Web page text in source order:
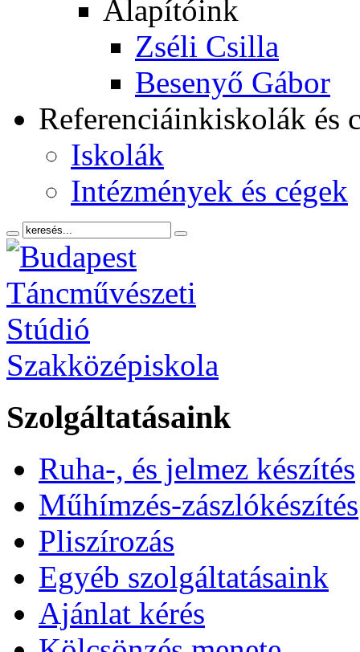
Alapítóink
Zséli Csilla
Besenyő Gábor
Referenciáinkiskolák és
Iskolák
Intézmények és cégek
Szolgáltatásaink
Ruha-, és jelmez készítés
Műhímzés-zászlókészítés
Pliszírozás
Egyéb szolgáltatásaink
Ajánlat kérés